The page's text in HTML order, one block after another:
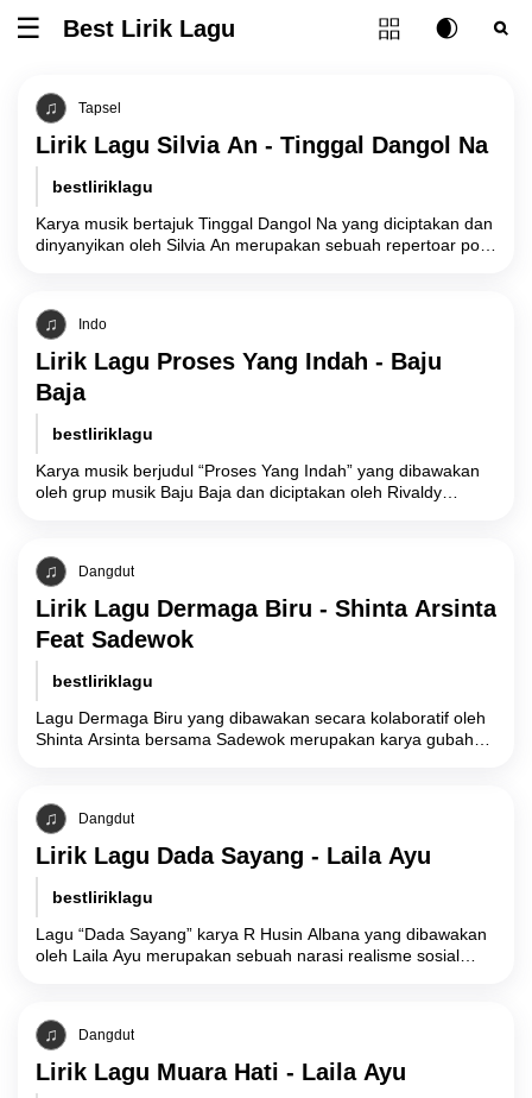
Tombol untuk membuka atau menutup menu
Best Lirik Lagu TombolTombol
Tapsel
Lirik Lagu Silvia An - Tinggal Dangol Na
bestliriklagu
Karya musik bertajuk Tinggal Dangol Na yang diciptakan dan
dinyanyikan oleh Silvia An merupakan sebuah repertoar pop
Indo
Lirik Lagu Proses Yang Indah - Baju
Baja
bestliriklagu
Karya musik berjudul “Proses Yang Indah” yang dibawakan
oleh grup musik Baju Baja dan diciptakan oleh Rivaldy
Dangdut
Lirik Lagu Dermaga Biru - Shinta Arsinta
Feat Sadewok
bestliriklagu
Lagu Dermaga Biru yang dibawakan secara kolaboratif oleh
Shinta Arsinta bersama Sadewok merupakan karya gubahan
Dangdut
Lirik Lagu Dada Sayang - Laila Ayu
bestliriklagu
Lagu “Dada Sayang” karya R Husin Albana yang dibawakan
oleh Laila Ayu merupakan sebuah narasi realisme sosial
Dangdut
Lirik Lagu Muara Hati - Laila Ayu